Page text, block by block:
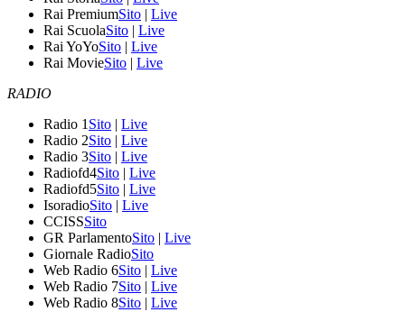
Rai PremiumSito | Live
Rai ScuolaSito | Live
Rai YoYoSito | Live
Rai MovieSito | Live
RADIO
Radio 1 Sito | Live
Radio 2Sito | Live
Radio 3Sito | Live
Radiofd4Sito | Live
Radiofd5Sito | Live
IsoradioSito | Live
CCISSSito
GR ParlamentoSito | Live
Giornale RadioSito
Web Radio 6Sito | Live
Web Radio 7Sito | Live
Web Radio 8Sito | Live